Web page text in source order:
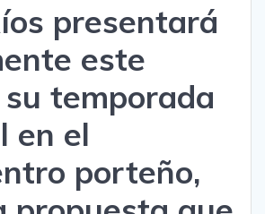
presentará
este
temporada
en el
porteño,